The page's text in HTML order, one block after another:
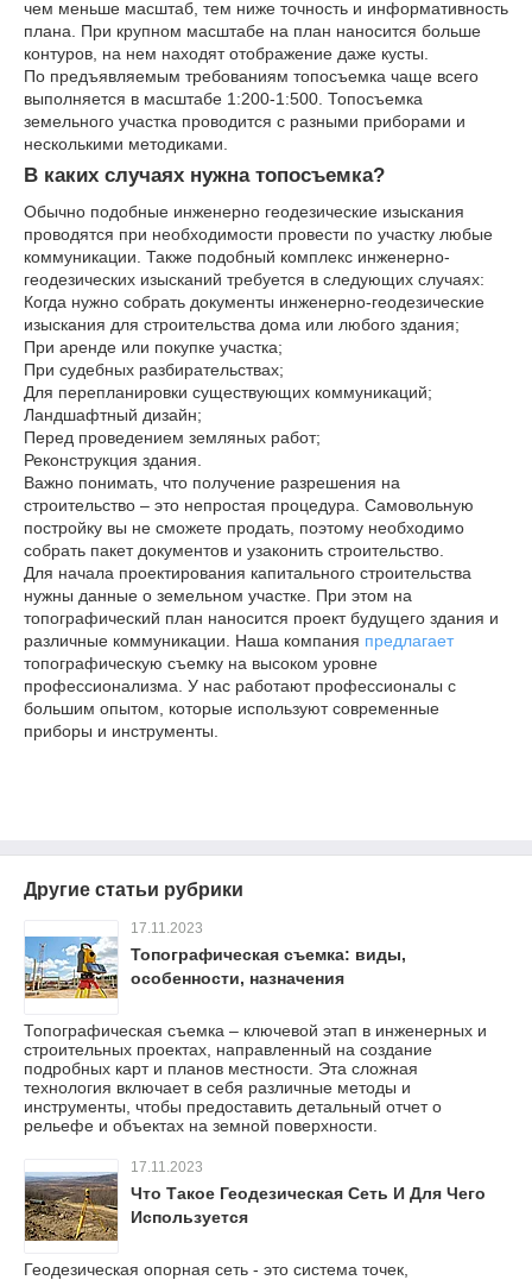
чем меньше масштаб, тем ниже точность и информативность
плана. При крупном масштабе на план наносится больше
контуров, на нем находят отображение даже кусты.
По предъявляемым требованиям топосъемка чаще всего
выполняется в масштабе 1:200-1:500. Топосъемка
земельного участка проводится с разными приборами и
несколькими методиками.
В каких случаях нужна топосъемка?
Обычно подобные инженерно геодезические изыскания
проводятся при необходимости провести по участку любые
коммуникации. Также подобный комплекс инженерно-
геодезических изысканий требуется в следующих случаях:
Когда нужно собрать документы инженерно-геодезические
изыскания для строительства дома или любого здания;
При аренде или покупке участка;
При судебных разбирательствах;
Для перепланировки существующих коммуникаций;
Ландшафтный дизайн;
Перед проведением земляных работ;
Реконструкция здания.
Важно понимать, что получение разрешения на
строительство – это непростая процедура. Самовольную
постройку вы не сможете продать, поэтому необходимо
собрать пакет документов и узаконить строительство.
Для начала проектирования капитального строительства
нужны данные о земельном участке. При этом на
топографический план наносится проект будущего здания и
различные коммуникации. Наша компания предлагает
топографическую съемку на высоком уровне
профессионализма. У нас работают профессионалы с
большим опытом, которые используют современные
приборы и инструменты.
Другие статьи рубрики
17.11.2023
Топографическая съемка: виды,
особенности, назначения
Топографическая съемка – ключевой этап в инженерных и
строительных проектах, направленный на создание
подробных карт и планов местности. Эта сложная
технология включает в себя различные методы и
инструменты, чтобы предоставить детальный отчет о
рельефе и объектах на земной поверхности.
17.11.2023
Что Такое Геодезическая Сеть И Для Чего
Используется
Геодезическая опорная сеть - это система точек,